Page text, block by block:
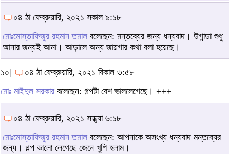
০৪ ঠা ফেব্রুয়ারি, ২০২১ সকাল ৯:১৮
মোঃমোস্তাফিজুর রহমান তমাল বলেছেন: মন্তব্যের জন্য ধন্যবাদ। উগান্ডা শুধু
আনার জন্যই আনা। আড়ালে অন্য জায়গার কথা বলা হয়েছে।
১০|
০৪ ঠা ফেব্রুয়ারি, ২০২১ বিকাল ৩:৫৮
মোঃ মাইদুল সরকার বলেছেন: গল্পটা বেশ ভাললেগেছে। +++
০৪ ঠা ফেব্রুয়ারি, ২০২১ সন্ধ্যা ৬:১৮
মোঃমোস্তাফিজুর রহমান তমাল বলেছেন: আপনাকে অসংখ্য ধন্যবাদ মন্তব্যের
জন্য। গল্প ভালো লেগেছে জেনে খুশি হলাম।